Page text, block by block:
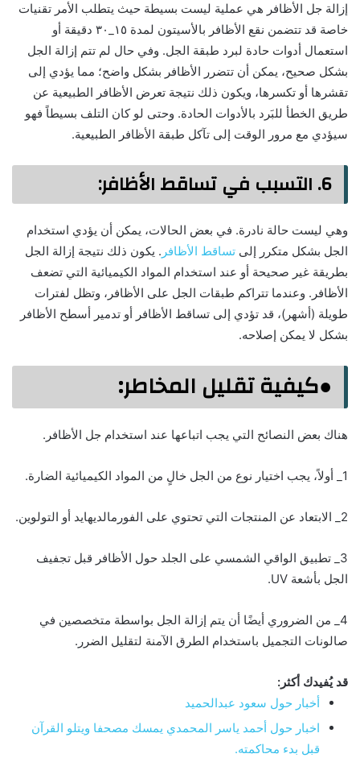
إزالة جل الأظافر هي عملية ليست بسيطة حيث يتطلب الأمر تقنيات
خاصة قد تتضمن نقع الأظافر بالأسيتون لمدة ١٥_٣٠ دقيقة أو
استعمال أدوات حادة لبرد طبقة الجل. وفي حال لم تتم إزالة الجل
بشكل صحيح، يمكن أن تتضرر الأظافر بشكل واضح؛ مما يؤدي إلى
تقشرها أو تكسرها، ويكون ذلك نتيجة تعرض الأظافر الطبيعية عن
طريق الخطأ للبَرد بالأدوات الحادة. وحتى لو كان التلف بسيطاً فهو
سيؤدي مع مرور الوقت إلى تآكل طبقة الأظافر الطبيعية.
6. التسبب في تساقط الأظافر:
وهي ليست حالة نادرة. في بعض الحالات، يمكن أن يؤدي استخدام
الجل بشكل متكرر إلى تساقط الأظافر . يكون ذلك نتيجة إزالة الجل
بطريقة غير صحيحة أو عند استخدام المواد الكيميائية التي تضعف
الأظافر. وعندما تتراكم طبقات الجل على الأظافر، وتظل لفترات
طويلة (أشهر)، قد تؤدي إلى تساقط الأظافر أو تدمير أسطح الأظافر
بشكل لا يمكن إصلاحه.
●كيفية تقليل المخاطر:
هناك بعض النصائح التي يجب اتباعها عند استخدام جل الأظافر.
1_ أولاً، يجب اختيار نوع من الجل خالٍ من المواد الكيميائية الضارة.
2_ الابتعاد عن المنتجات التي تحتوي على الفورمالديهايد أو التولوين.
3_ تطبيق الواقي الشمسي على الجلد حول الأظافر قبل تجفيف
الجل بأشعة UV.
4_ من الضروري أيضًا أن يتم إزالة الجل بواسطة متخصصين في
صالونات التجميل باستخدام الطرق الآمنة لتقليل الضرر.
قد يُفيدك أكثر:
أخبار حول سعود عبدالحميد
اخبار حول أحمد ياسر المحمدي يمسك مصحفا ويتلو القرآن
قبل بدء محاكمته.